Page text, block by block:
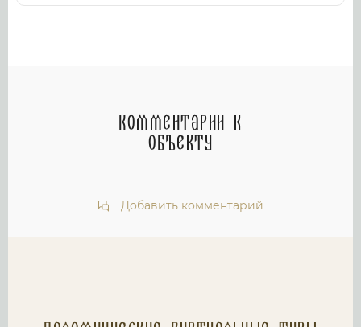
Комментарии к
объекту
Добавить комментарий